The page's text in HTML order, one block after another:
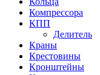
Компрессора
КПП
Делитель
Краны
Крестовины
Кронштейны